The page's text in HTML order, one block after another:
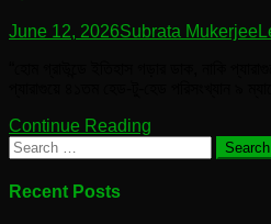
June 12, 2026Subrata Mukerjee
Continue Reading
Search
for:
Recent Posts